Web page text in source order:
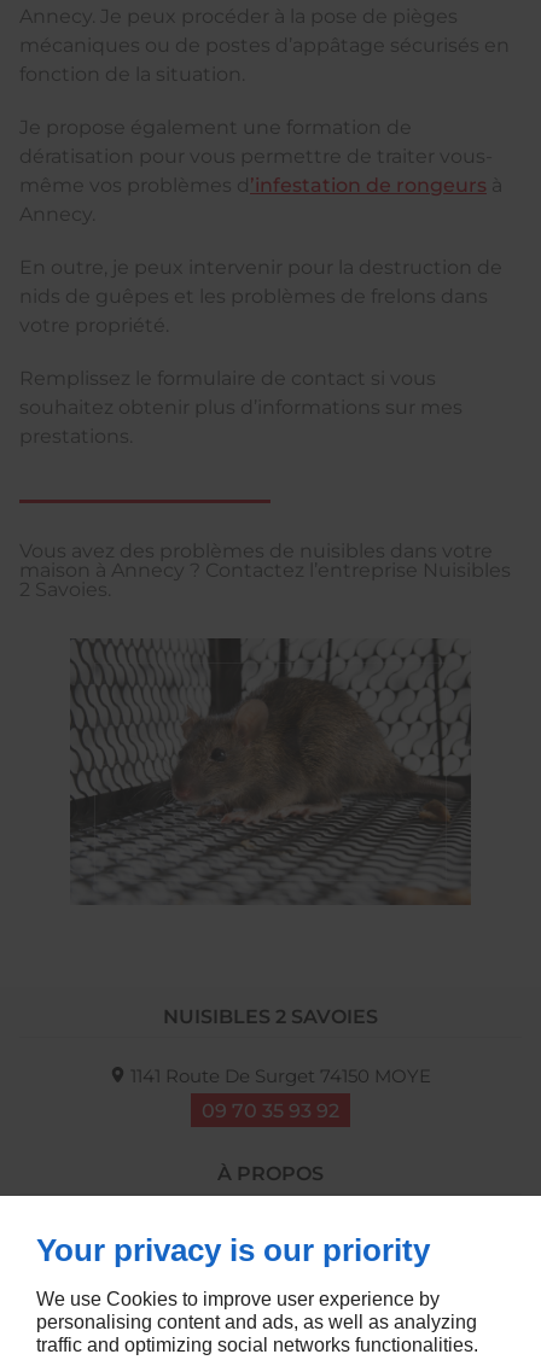
Annecy. Je peux procéder à la pose de pièges
mécaniques ou de postes d’appâtage sécurisés en
fonction de la situation.
Je propose également une formation de
dératisation pour vous permettre de traiter vous-
même vos problèmes d’infestation de rongeurs à
Annecy.
En outre, je peux intervenir pour la destruction de
nids de guêpes et les problèmes de frelons dans
votre propriété.
Remplissez le formulaire de contact si vous
souhaitez obtenir plus d’informations sur mes
prestations.
Vous avez des problèmes de nuisibles dans votre
maison à Annecy ? Contactez l’entreprise Nuisibles
2 Savoies.
NUISIBLES 2 SAVOIES
1141 Route De Surget 74150 MOYE
09 70 35 93 92
À PROPOS
Contactez-moi
Plan du site
SUIVEZ-MOI
Your privacy is our priority
We use Cookies to improve user experience by
personalising content and ads, as well as analyzing
traffic and optimizing social networks functionalities.